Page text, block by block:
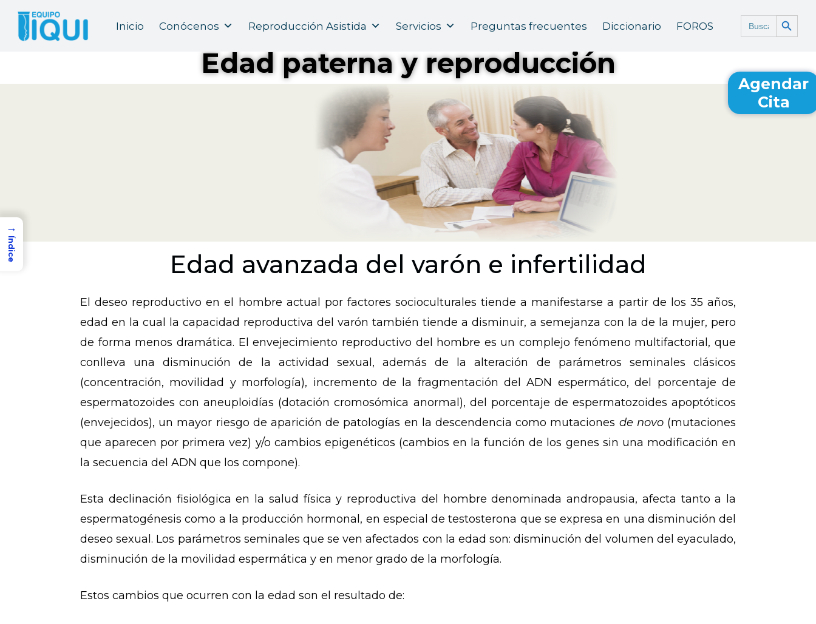
Inicio Conócenos Reproducción Asistida Servicios Preguntas frecuentes Diccionario FOROS
Buscar: Botón de
Edad paterna y reproducción
Edad avanzada del varón e infertilidad
El deseo reproductivo en el hombre actual por factores socioculturales tiende a manifestarse a partir de los 35 años,
edad en la cual la capacidad reproductiva del varón también tiende a disminuir, a semejanza con la de la mujer, pero
de forma menos dramática. El envejecimiento reproductivo del hombre es un complejo fenómeno multifactorial, que
conlleva una disminución de la actividad sexual, además de la alteración de parámetros seminales clásicos
(concentración, movilidad y morfología), incremento de la fragmentación del ADN espermático, del porcentaje de
espermatozoides con aneuploidías (dotación cromosómica anormal), del porcentaje de espermatozoides apoptóticos
(envejecidos), un mayor riesgo de aparición de patologías en la descendencia como mutaciones de novo (mutaciones
que aparecen por primera vez) y/o cambios epigenéticos (cambios en la función de los genes sin una modificación en
la secuencia del ADN que los compone).
Esta declinación fisiológica en la salud física y reproductiva del hombre denominada andropausia, afecta tanto a la
espermatogénesis como a la producción hormonal, en especial de testosterona que se expresa en una disminución del
deseo sexual. Los parámetros seminales que se ven afectados con la edad son: disminución del volumen del eyaculado,
disminución de la movilidad espermática y en menor grado de la morfología.
Estos cambios que ocurren con la edad son el resultado de:
Agendar
Cita
→
Índice